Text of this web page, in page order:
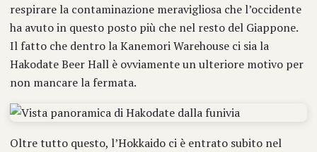
respirare la contaminazione meravigliosa che l’occidente
ha avuto in questo posto più che nel resto del Giappone.
Il fatto che dentro la Kanemori Warehouse ci sia la
Hakodate Beer Hall è ovviamente un ulteriore motivo per
non mancare la fermata.
Oltre tutto questo, l’Hokkaido ci è entrato subito nel